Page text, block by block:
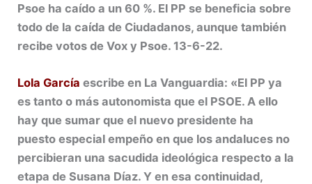
Psoe ha caído a un 60 %. El PP se beneficia sobre
todo de la caída de Ciudadanos, aunque también
recibe votos de Vox y Psoe. 13-6-22.
Lola García escribe en La Vanguardia: «El PP ya
es tanto o más autonomista que el PSOE. A ello
hay que sumar que el nuevo presidente ha
puesto especial empeño en que los andaluces no
percibieran una sacudida ideológica respecto a la
etapa de Susana Díaz. Y en esa continuidad,